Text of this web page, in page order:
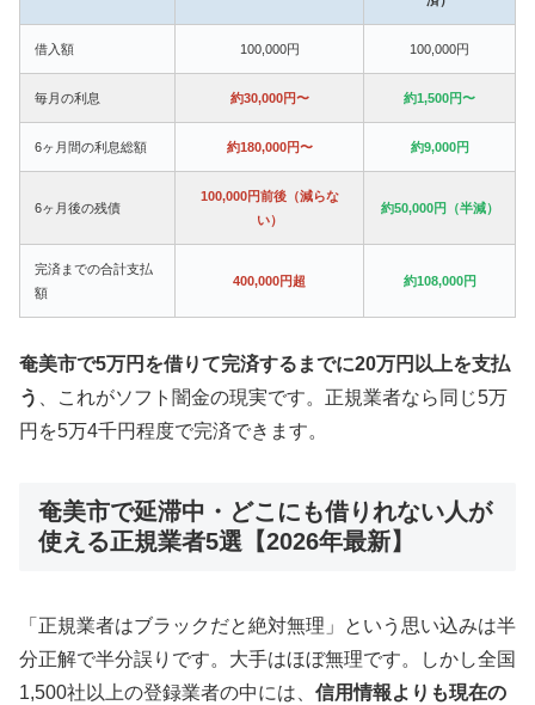
借入額 100,000円 100,000円
毎月の利息 約30,000円〜 約1,500円〜
6ヶ月間の利息総額 約180,000円〜 約9,000円
6ヶ月後の残債
100,000円前後（減らな
い）
約50,000円（半減）
完済までの合計支払
額
400,000円超 約108,000円
奄美市で5万円を借りて完済するまでに20万円以上を支払
う
、これがソフト闇金の現実です。正規業者なら同じ5万
円を5万4千円程度で完済できます。
奄美市で延滞中・どこにも借りれない人が
使える正規業者5選【2026年最新】
「正規業者はブラックだと絶対無理」という思い込みは半
分正解で半分誤りです。大手はほぼ無理です。しかし全国
1,500社以上の登録業者の中には、 信用情報よりも現在の